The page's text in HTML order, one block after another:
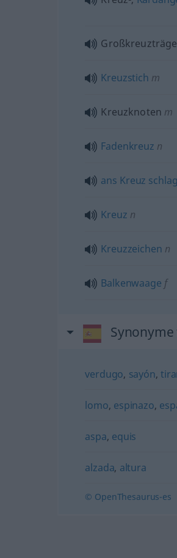
Kreuzstich m
Kreuzknoten m
Fadenkreuz n
ans Kreuz
Kreuz n
Kreuzzeichen n
Balkenwaage f
verdugo, sayón,
lomo, espinazo,
aspa, equis
alzada, altura
© OpenThesaurus-es